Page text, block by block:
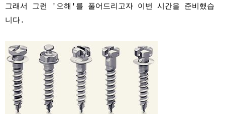
그래서 그런 '오해'를 풀어드리고자 이번 시간을 준비했습
니다.